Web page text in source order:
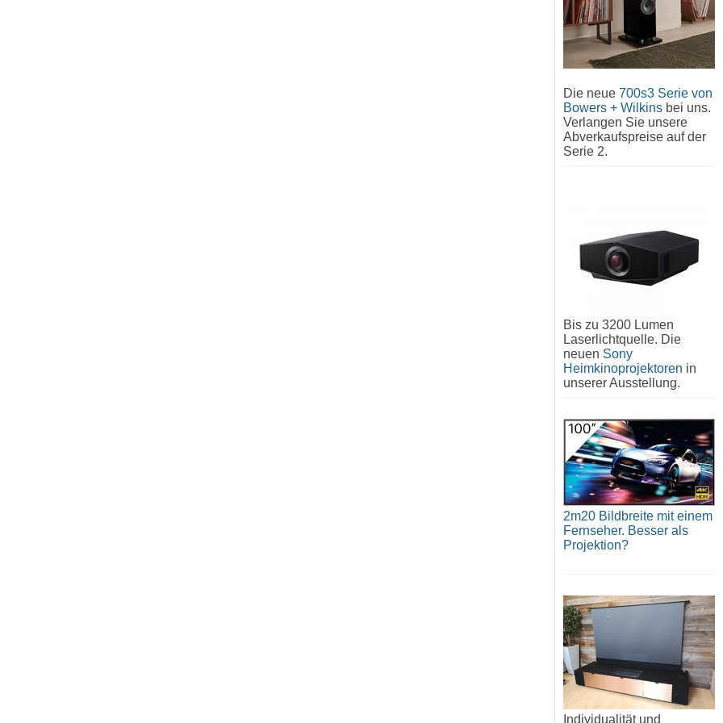
Die neue 700s3 Serie von
Bowers + Wilkins bei uns.
Verlangen Sie unsere
Abverkaufspreise auf der
Serie 2.
Bis zu 3200 Lumen
Laserlichtquelle. Die
neuen Sony
Heimkinoprojektoren in
unserer Ausstellung.
2m20 Bildbreite mit einem
Fernseher. Besser als
Projektion?
Individualität und